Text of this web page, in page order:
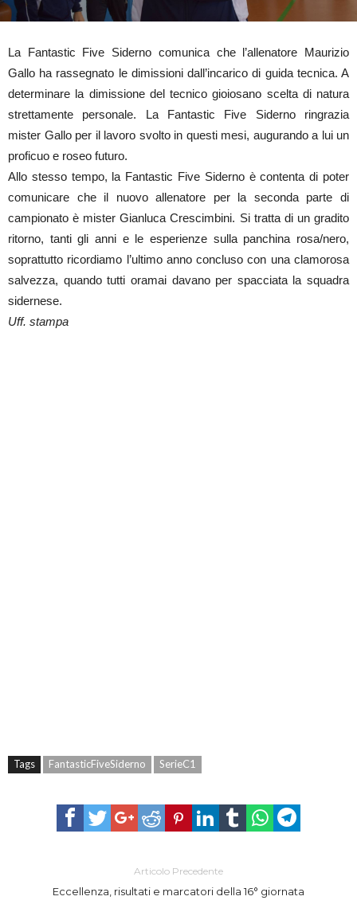
La Fantastic Five Siderno comunica che l’allenatore Maurizio
Gallo ha rassegnato le dimissioni dall’incarico di guida tecnica. A
determinare la dimissione del tecnico gioiosano scelta di natura
strettamente personale. La Fantastic Five Siderno ringrazia
mister Gallo per il lavoro svolto in questi mesi, augurando a lui un
proficuo e roseo futuro.
Allo stesso tempo, la Fantastic Five Siderno è contenta di poter
comunicare che il nuovo allenatore per la seconda parte di
campionato è mister Gianluca Crescimbini. Si tratta di un gradito
ritorno, tanti gli anni e le esperienze sulla panchina rosa/nero,
soprattutto ricordiamo l’ultimo anno concluso con una clamorosa
salvezza, quando tutti oramai davano per spacciata la squadra
sidernese.
Uff. stampa
Tags FantasticFiveSiderno SerieC1
Articolo Precedente
Eccellenza, risultati e marcatori della 16° giornata